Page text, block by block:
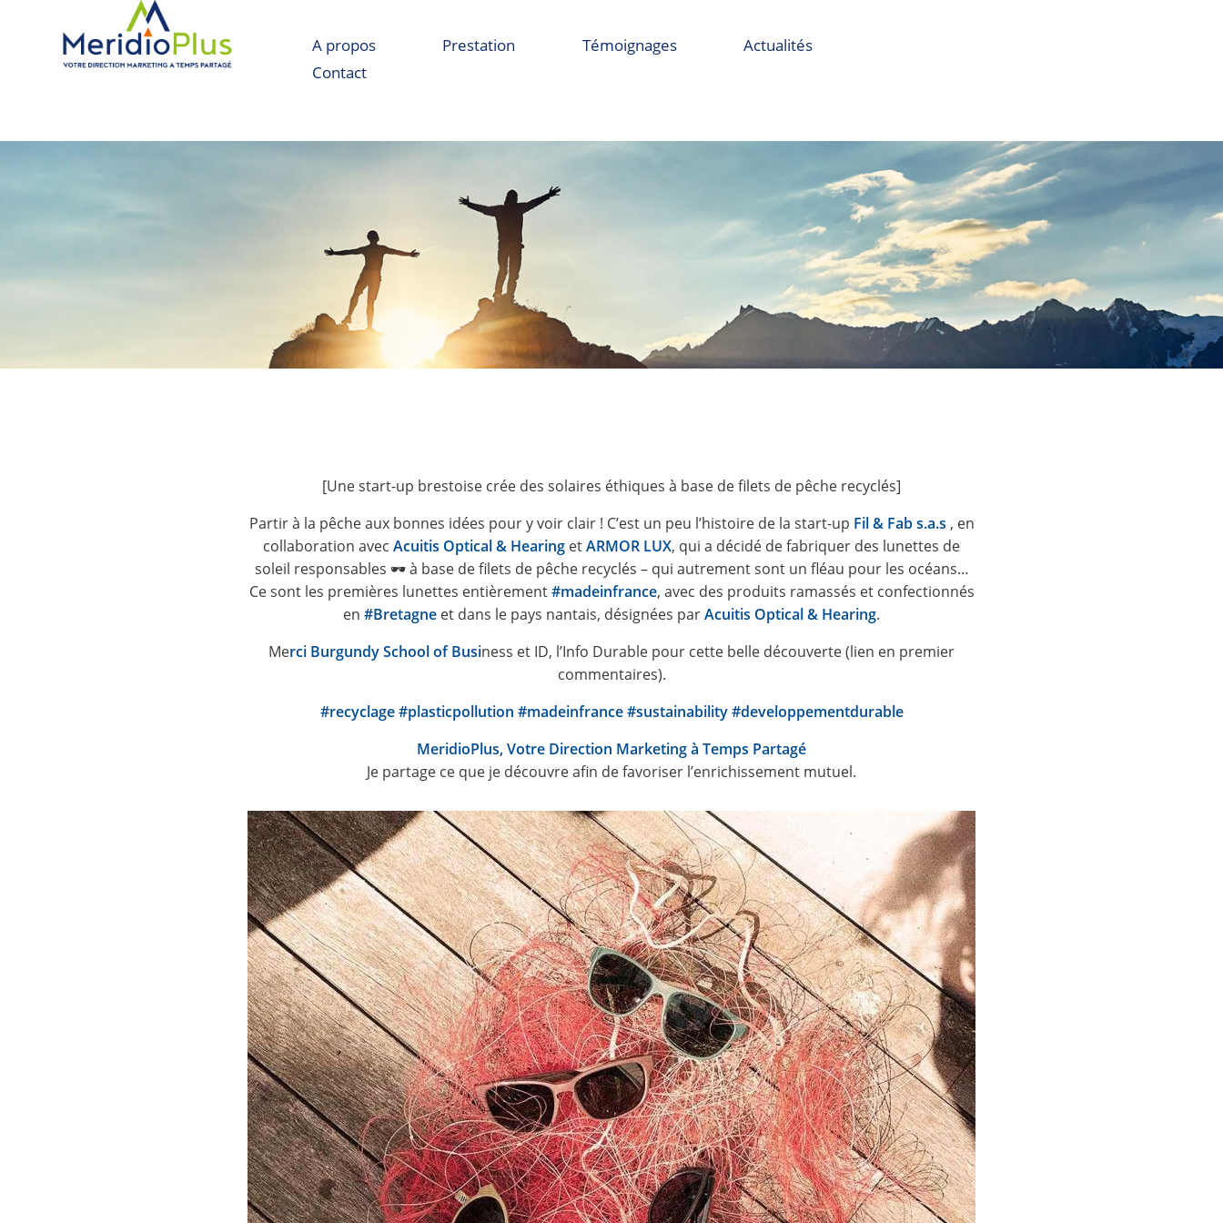
A propos Prestation Témoignages
Actualités
Contact
[Une start-up brestoise crée des solaires éthiques à base de filets de pêche recyclés]
Partir à la pêche aux bonnes idées pour y voir clair ! C’est un peu l’histoire de la start-up Fil & Fab s.a.s , en
collaboration avec Acuitis Optical & Hearing etARMOR LUX, qui a décidé de fabriquer des lunettes de
soleil responsables 🕶 à base de filets de pêche recyclés – qui autrement sont un fléau pour les océans…
Ce sont les premières lunettes entièrement#madeinfrance, avec des produits ramassés et confectionnés
en #Bretagne et dans le pays nantais, désignées parAcuitis Optical & Hearing.
Merci Burgundy School of Business et ID, l’Info Durable pour cette belle découverte (lien en premier
commentaires).
#recyclage #plasticpollution #madeinfrance #sustainability #developpementdurable
MeridioPlus, Votre Direction Marketing à Temps Partagé
Je partage ce que je découvre afin de favoriser l’enrichissement mutuel.